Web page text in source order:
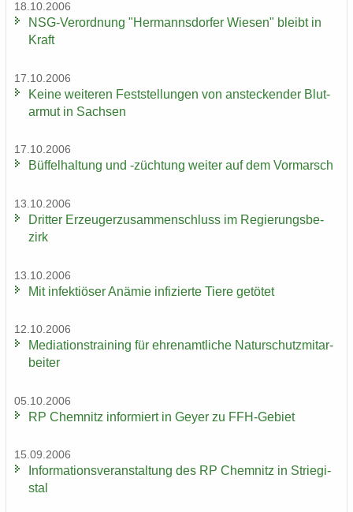
18.10.2006
NSG-​Verordnung "Her­manns­dor­fer Wie­sen" bleibt in
Kraft
17.10.2006
Keine wei­te­ren Fest­stel­lun­gen von an­ste­cken­der Blut­
ar­mut in Sach­sen
17.10.2006
Büf­fel­hal­tung und -​züchtung wei­ter auf dem Vor­marsch
13.10.2006
Drit­ter Er­zeu­ger­zu­sam­men­schluss im Re­gie­rungs­be­
zirk
13.10.2006
Mit in­fek­tiö­ser An­ämie in­fi­zier­te Tiere ge­tö­tet
12.10.2006
Me­dia­ti­ons­trai­ning für eh­ren­amt­li­che Na­tur­schutz­mit­ar­
bei­ter
05.10.2006
RP Chem­nitz in­for­miert in Geyer zu FFH-​Gebiet
15.09.2006
In­for­ma­ti­ons­ver­an­stal­tung des RP Chem­nitz in Strie­gi­
stal